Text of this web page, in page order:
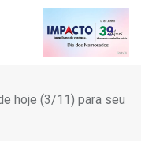
hoje (3/11) para seu